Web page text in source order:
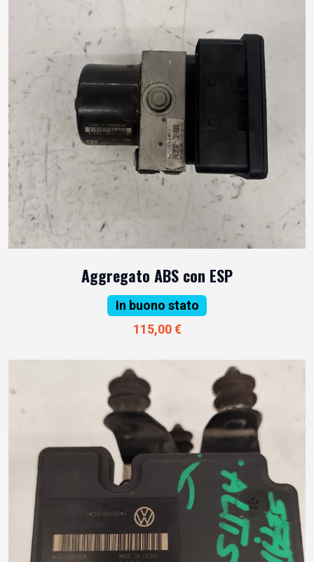
Aggregato ABS con ESP
In buono stato
115,00 €